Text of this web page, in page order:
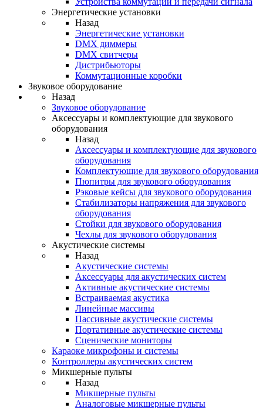
Энергетические установки
Назад
Энергетические установки
DMX диммеры
DMX свитчеры
Дистрибьюторы
Коммутационные коробки
Звуковое оборудование
Назад
Звуковое оборудование
Аксессуары и комплектующие для звукового
оборудования
Назад
Аксессуары и комплектующие для звукового
оборудования
Комплектующие для звукового оборудования
Пюпитры для звукового оборудования
Рэковые кейсы для звукового оборудования
Стабилизаторы напряжения для звукового
оборудования
Стойки для звукового оборудования
Чехлы для звукового оборудования
Акустические системы
Назад
Акустические системы
Аксессуары для акустических систем
Активные акустические системы
Встраиваемая акустика
Линейные массивы
Пассивные акустические системы
Портативные акустические системы
Сценические мониторы
Караоке микрофоны и системы
Контроллеры акустических систем
Микшерные пульты
Назад
Микшерные пульты
Аналоговые микшерные пульты